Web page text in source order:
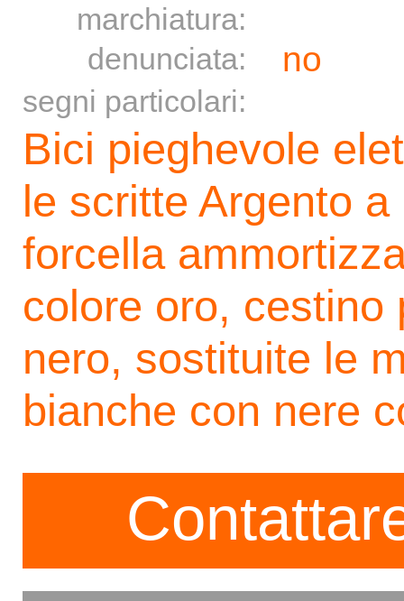
marchiatura:
denunciata:
no
segni particolari:
Bici pieghevole
le scritte Argento
forcella
colore oro, cestino
nero, sostituite le
bianche con nere